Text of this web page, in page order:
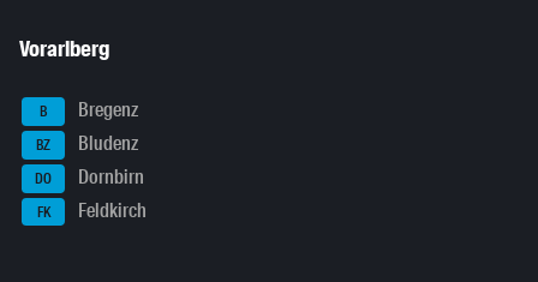
Vorarlberg
B Bregenz
BZ Bludenz
DO Dornbirn
FK Feldkirch